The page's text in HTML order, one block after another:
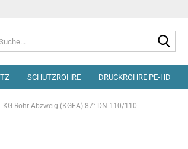
SCHUTZROHRE DRUCKROHRE PE-HD
KG Rohr Abzweig (KGEA) 87° DN 110/110